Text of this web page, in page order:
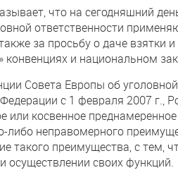
что на сегодняшний
ответственности
за просьбу о даче взятки
и национальном
Совета Европы об
с 1 февраля 2007 г.,
или косвенное
либо неправомерного
такого преимущества, с тем,
осуществлении своих функций.